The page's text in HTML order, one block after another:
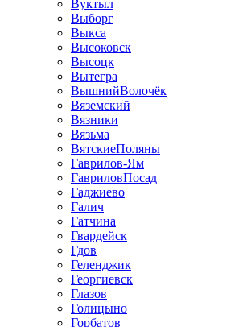
Вуктыл
Выборг
Выкса
Высоковск
Высоцк
Вытегра
ВышнийВолочёк
Вяземский
Вязники
Вязьма
ВятскиеПоляны
Гаврилов-Ям
ГавриловПосад
Гаджиево
Галич
Гатчина
Гвардейск
Гдов
Геленджик
Георгиевск
Глазов
Голицыно
Горбатов